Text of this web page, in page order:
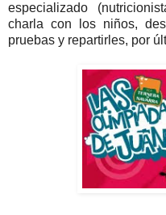
especializado
charla con los niños,
pruebas y repartirles, por